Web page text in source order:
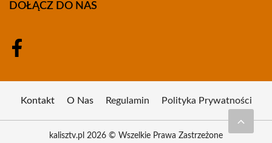
DOŁĄCZ DO NAS
Kontakt O Nas Regulamin Polityka Prywatności
kalisztv.pl 2026 © Wszelkie Prawa Zastrzeżone